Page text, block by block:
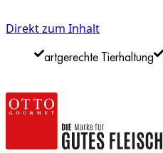
Direkt zum Inhalt
artgerechte Tierhaltung